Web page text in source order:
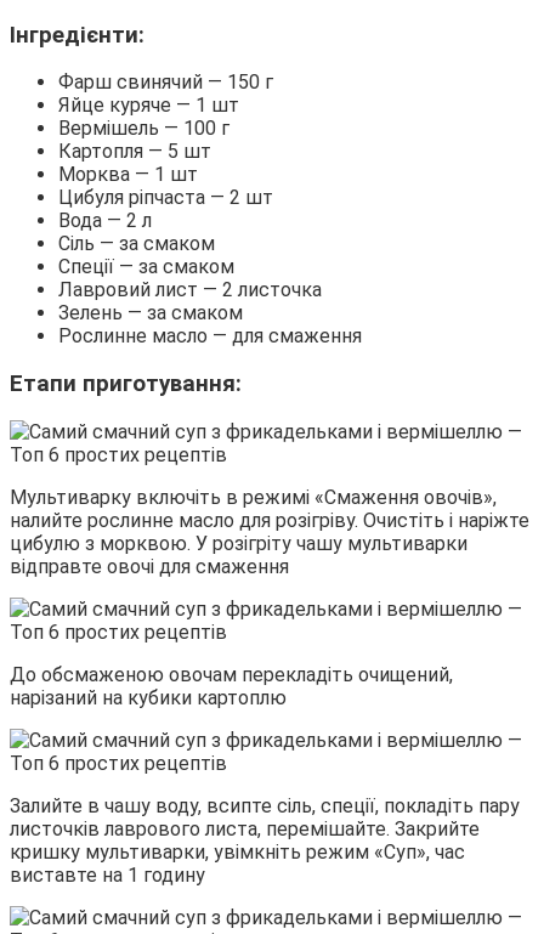
Інгредієнти:
Фарш свинячий — 150 г
Яйце куряче — 1 шт
Вермішель — 100 г
Картопля — 5 шт
Морква — 1 шт
Цибуля ріпчаста — 2 шт
Вода — 2 л
Сіль — за смаком
Спеції — за смаком
Лавровий лист — 2 листочка
Зелень — за смаком
Рослинне масло — для смаження
Етапи приготування:
Мультиварку включіть в режимі «Смаження овочів»,
налийте рослинне масло для розігріву. Очистіть і наріжте
цибулю з морквою. У розігріту чашу мультиварки
відправте овочі для смаження
До обсмаженою овочам перекладіть очищений,
нарізаний на кубики картоплю
Залийте в чашу воду, всипте сіль, спеції, покладіть пару
листочків лаврового листа, перемішайте. Закрийте
кришку мультиварки, увімкніть режим «Суп», час
виставте на 1 годину